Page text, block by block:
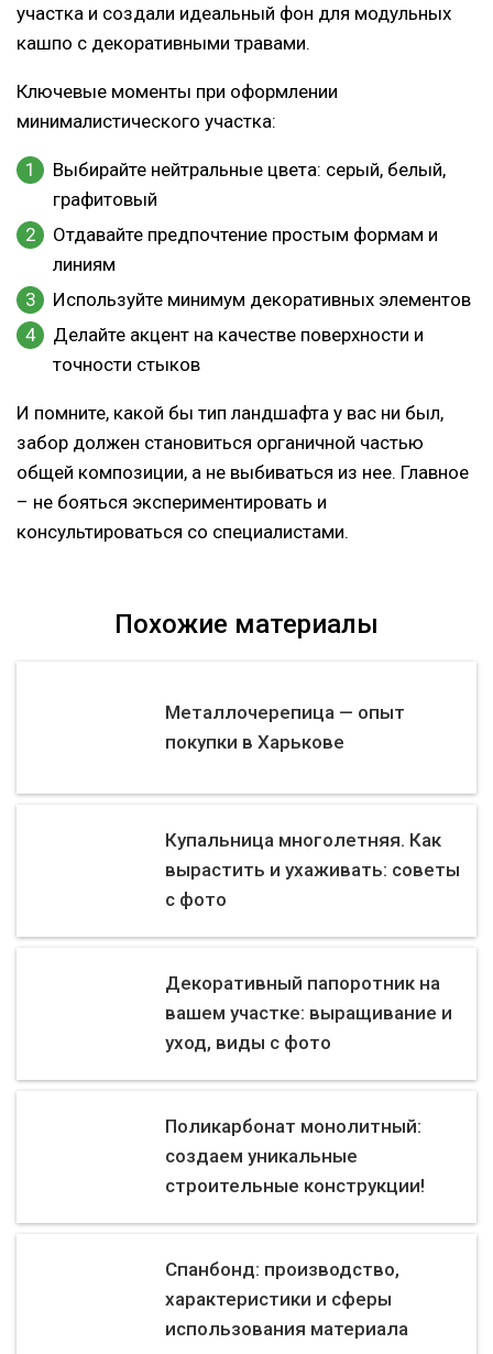
участка и создали идеальный фон для модульных
кашпо с декоративными травами.
Ключевые моменты при оформлении
минималистического участка:
Выбирайте нейтральные цвета: серый, белый,
графитовый
Отдавайте предпочтение простым формам и
линиям
Используйте минимум декоративных элементов
Делайте акцент на качестве поверхности и
точности стыков
И помните, какой бы тип ландшафта у вас ни был,
забор должен становиться органичной частью
общей композиции, а не выбиваться из нее. Главное
– не бояться экспериментировать и
консультироваться со специалистами.
Похожие материалы
Металлочерепица — опыт
покупки в Харькове
Купальница многолетняя. Как
вырастить и ухаживать: советы
с фото
Декоративный папоротник на
вашем участке: выращивание и
уход, виды с фото
Поликарбонат монолитный:
создаем уникальные
строительные конструкции!
Спанбонд: производство,
характеристики и сферы
использования материала